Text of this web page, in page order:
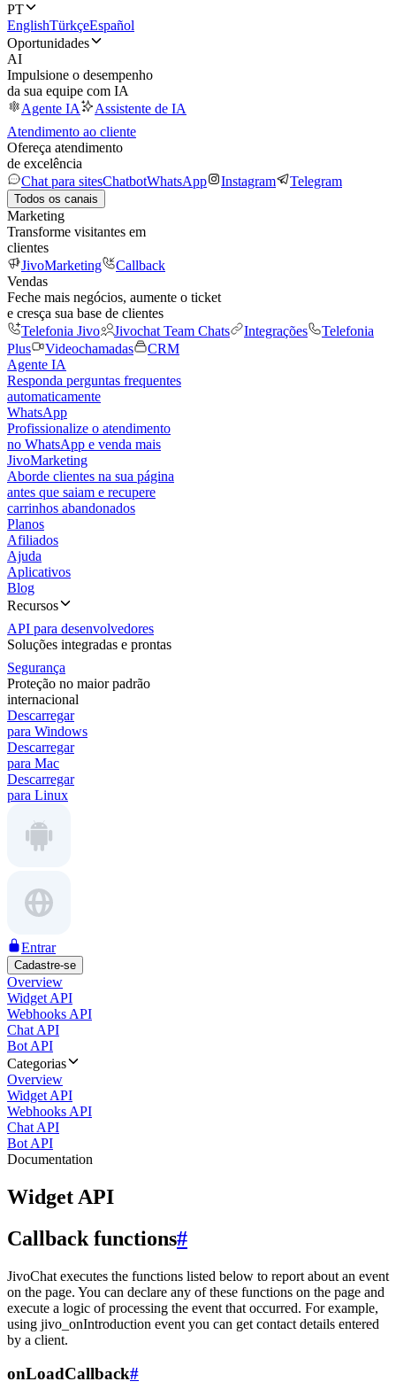
PT
EnglishTürkçeEspañol
Oportunidades
AI
Impulsione o desempenho
da sua equipe com IA
Agente IA
Assistente de IA
Atendimento ao cliente
Ofereça atendimento
de excelência
Chat para sitesChatbotWhatsApp Instagram Telegram
Todos os canais
Marketing
Transforme visitantes em
clientes
JivoMarketing
Callback
Vendas
Feche mais negócios, aumente o ticket
e cresça sua base de clientes
Telefonia Jivo
Jivochat Team Chats Integrações
Telefonia
Plus
Videochamadas
CRM
Agente IA
Responda perguntas frequentes
automaticamente
WhatsApp
Profissionalize o atendimento
no WhatsApp e venda mais
JivoMarketing
Aborde clientes na sua página
antes que saiam e recupere
carrinhos abandonados
Planos
Afiliados
Ajuda
Aplicativos
Blog
Recursos
API para desenvolvedores
Soluções integradas e prontas
Segurança
Proteção no maior padrão
internacional
Descarregar
para Windows
Descarregar
para Mac
Descarregar
para Linux
Entrar
Cadastre-se
Overview
Widget API
Webhooks API
Chat API
Bot API
Categorias
Overview
Widget API
Webhooks API
Chat API
Bot API
Documentation
Widget API
Callback functions#
JivoChat executes the functions listed below to report about an event
on the page. You can declare any of these functions on the page and
execute a logic of processing the event that occurred. For example,
using jivo_onIntroduction event you can get contact details entered
by a client.
onLoadCallback#